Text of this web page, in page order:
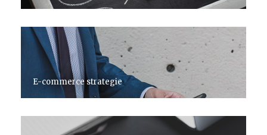
E-commerce strategie